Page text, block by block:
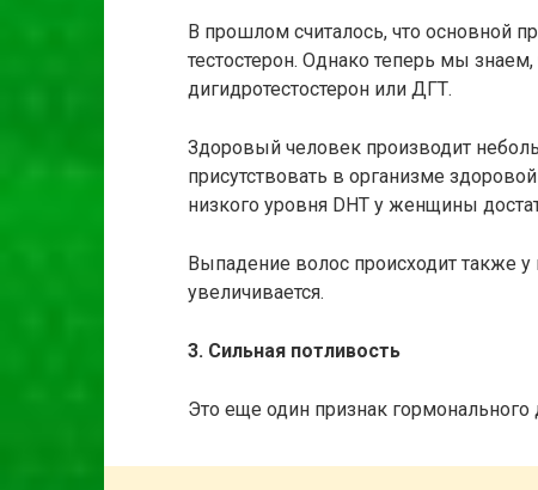
В прошлом считалось, что основной
тестостерон. Однако теперь мы
дигидротестостерон или ДГТ.
Здоровый человек производит
присутствовать в организме
низкого уровня DHT у женщины
Выпадение волос происходит также
увеличивается.
3. Сильная потливость
Это еще один признак гормонального